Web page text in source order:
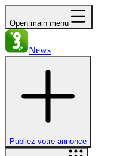
Open main menu
News
Publiez votre annonce